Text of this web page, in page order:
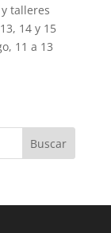
talleres
14 y 15
11 a 13
Buscar